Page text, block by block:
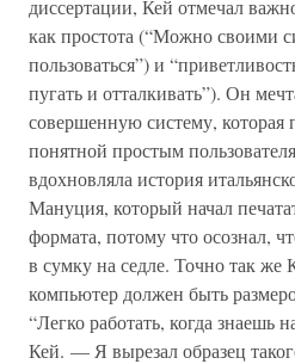
диссертации, Кей отмечал
как простота (“Можно своими
пользоваться”) и
пугать и отталкивать”). Он
совершенную систему,
понятной простым
вдохновляла история
Мануция, который начал
формата, потому что осознал,
в сумку на седле. Точно так же
компьютер должен быть
“Легко работать, когда знаешь
Кей. — Я вырезал образец